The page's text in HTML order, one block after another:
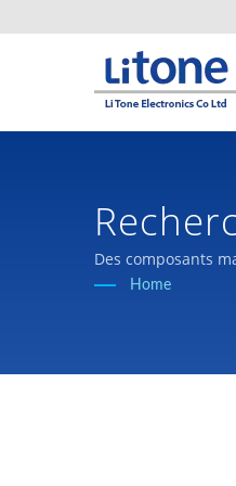
Des composants
Home